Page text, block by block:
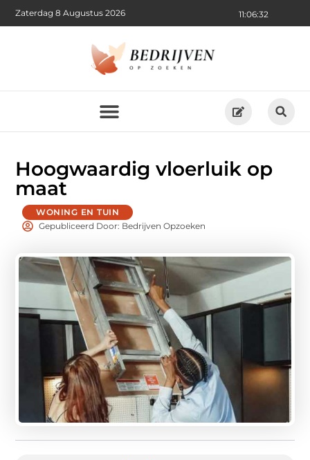
11:06:33
Zaterdag 8 Augustus 2026
Hoogwaardig vloerluik op
maat
WONING EN TUIN
Gepubliceerd Door: Bedrijven Opzoeken